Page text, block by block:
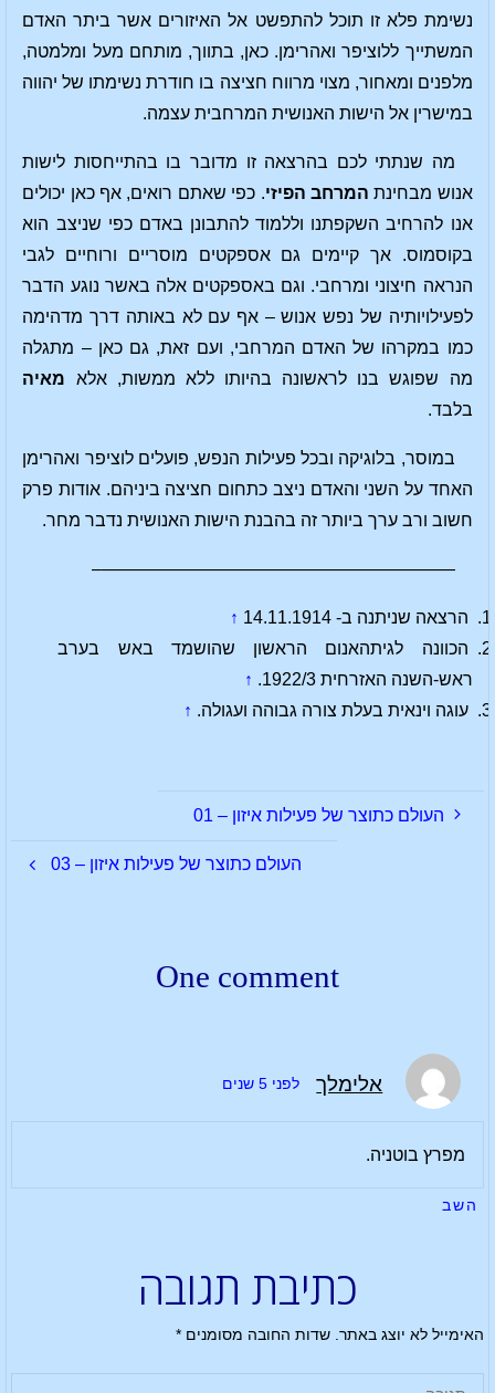
נשימת פלא זו תוכל להתפשט אל האיזורים אשר ביתר האדם
המשתייך ללוציפר ואהרימן. כאן, בתווך, מותחם מעל ומלמטה,
מלפנים ומאחור, מצוי מרווח חציצה בו חודרת נשימתו של יהווה
במישרין אל הישות האנושית המרחבית עצמה.
מה שנתתי לכם בהרצאה זו מדובר בו בהתייחסות לישות
אנוש מבחינת המרחב הפיזי. כפי שאתם רואים, אף כאן יכולים
אנו להרחיב השקפתנו וללמוד להתבונן באדם כפי שניצב הוא
בקוסמוס. אך קיימים גם אספקטים מוסריים ורוחיים לגבי
הנראה חיצוני ומרחבי. וגם באספקטים אלה באשר נוגע הדבר
לפעילויותיה של נפש אנוש – אף עם לא באותה דרך מדהימה
כמו במקרהו של האדם המרחבי, ועם זאת, גם כאן – מתגלה
מה שפוגש בנו לראשונה בהיותו ללא ממשות, אלא מאיה
בלבד.
במוסר, בלוגיקה ובכל פעילות הנפש, פועלים לוציפר ואהרימן
האחד על השני והאדם ניצב כתחום חציצה ביניהם. אודות פרק
חשוב ורב ערך ביותר זה בהבנת הישות האנושית נדבר מחר.
————————————————————–
הרצאה שניתנה ב- 14.11.1914
↑
הכוונה לגיתהאנום הראשון שהושמד באש בערב
ראש-השנה האזרחית 1922/3.
↑
עוגה וינאית בעלת צורה גבוהה ועגולה. ↑
העולם כתוצר של פעילות איזון – 01
העולם כתוצר של פעילות איזון – 03
One comment
אלימלך לפני 5 שנים
מפרץ בוטניה.
השב
כתיבת תגובה
האימייל לא יוצג באתר. שדות החובה מסומנים*